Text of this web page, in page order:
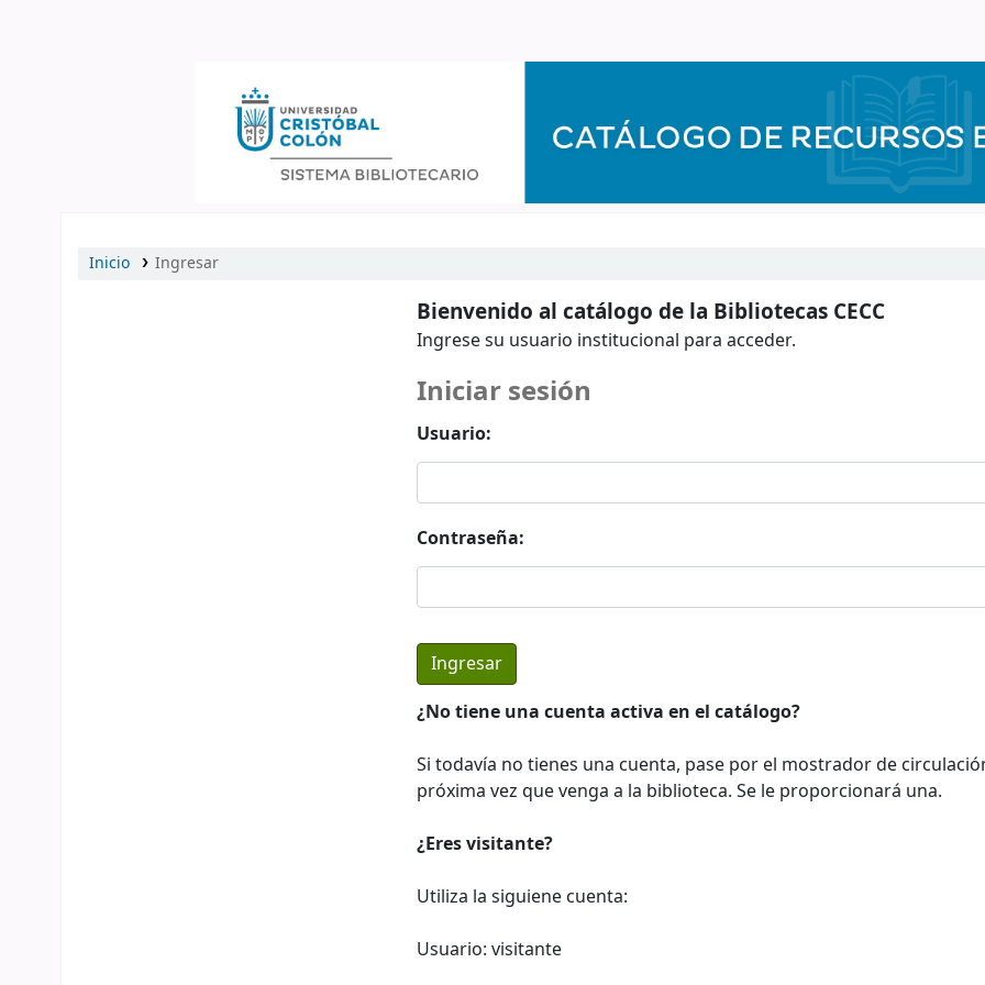
Inicio Ingresar
Bienvenido al catálogo de la Bibliotecas CECC
Ingrese su usuario institucional para acceder.
Iniciar sesión
Usuario:
Contraseña:
¿No tiene una cuenta activa en el catálogo?
Si todavía no tienes una cuenta, pase por el mostrador de
próxima vez que venga a la biblioteca. Se le proporcionará una.
¿Eres visitante?
Utiliza la siguiene cuenta:
Usuario: visitante